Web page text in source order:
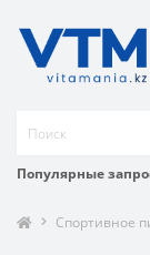
Популярные
Спортивное